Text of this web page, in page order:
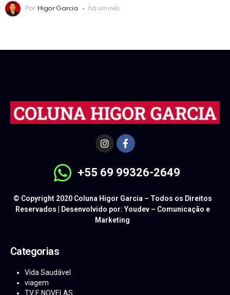
Por Higor Garcia há um mês
+55 69 99326-2649
© Copyright 2020 Coluna Higor Garcia – Todos os Direitos
Reservados | Desenvolvido por: Youdev – Comunicação e
Marketing
Categorias
Vida Saudável
viagem
TV E NOVELAS